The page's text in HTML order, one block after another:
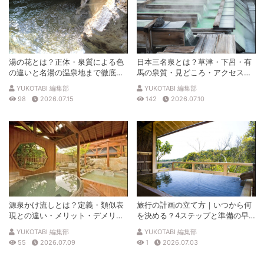
湯の花とは？正体・泉質による色
の違いと名湯の温泉地まで徹底解
説
YUKOTABI 編集部
98
2026.07.15
日本三名泉とは？草津・下呂・有
馬の泉質・見どころ・アクセスを
徹底解説
YUKOTABI 編集部
142
2026.07.10
源泉かけ流しとは？定義・類似表
現との違い・メリット・デメリッ
トを解説
YUKOTABI 編集部
55
2026.07.09
旅行の計画の立て方｜いつから何
を決める？4ステップと準備の早
見表
YUKOTABI 編集部
1
2026.07.03